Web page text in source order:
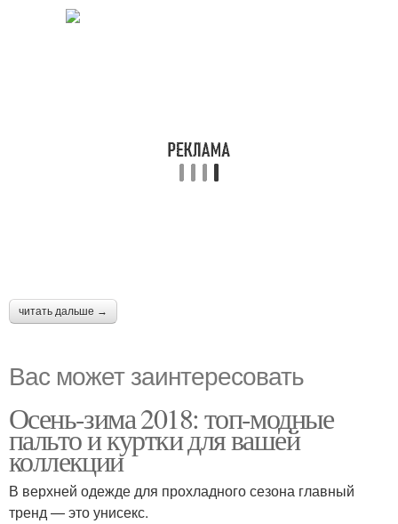
читать дальше →
Вас может заинтересовать
Осень-зима 2018: топ-модные
пальто и куртки для вашей
коллекции
В верхней одежде для прохладного сезона главный
тренд — это унисекс.